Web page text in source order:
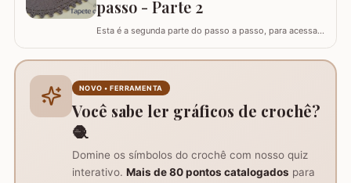
passo - Parte 2
Esta é a segunda parte do passo a passo, para acessar
simples - Parte 1 A lista de materiais é para fazer o
videoaulas, sujeito a processo por direitos autorais. Lei
NOVO • FERRAMENTA
Você sabe ler gráficos de crochê?
🧶
Domine os símbolos do crochê com nosso quiz
interativo. Mais de 80 pontos catalogados para